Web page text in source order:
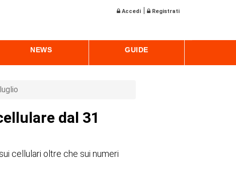
Accedi | Registrati
NEWS GUIDE
dal 31
cellulari oltre che sui numeri